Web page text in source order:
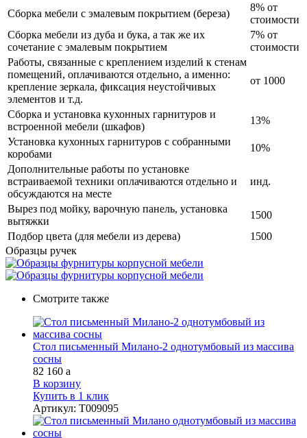
Сборка мебели с эмалевым покрытием (береза)
8% от
стоимости
Сборка мебели из дуба и бука, а так же их
сочетание с эмалевым покрытием
7% от
стоимости
Работы, связанные с креплением изделий к стенам
помещений, оплачиваются отдельно, а именно:
крепление зеркала, фиксация неустойчивых
элементов и т.д.
от 1000
Сборка и установка кухонных гарнитуров и
встроенной мебели (шкафов)
13%
Установка кухонных гарнитуров с собранными
коробами
10%
Дополнительные работы по установке
встраиваемой техники оплачиваются отдельно и
обсуждаются на месте
инд.
Вырез под мойку, варочную панель, установка
вытяжки
1500
Подбор цвета (для мебели из дерева)
1500
Образцы ручек
Смотрите также
Стол письменный Милано-2 однотумбовый из массива
сосны
82 160 a
В корзину
Купить в 1 клик
Артикул: Т009095